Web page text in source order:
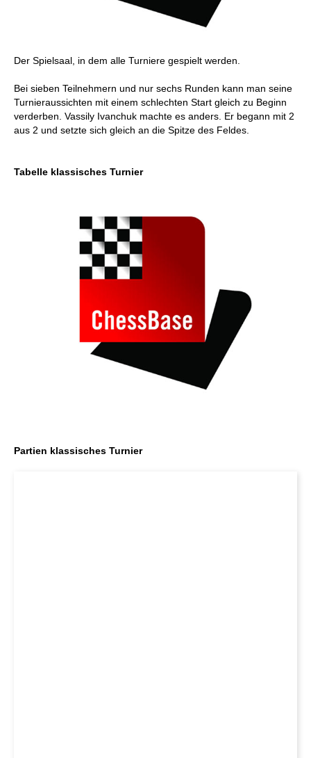
Der Spielsaal, in dem alle Turniere gespielt werden.
Bei sieben Teilnehmern und nur sechs Runden kann man seine
Turnieraussichten mit einem schlechten Start gleich zu Beginn
verderben. Vassily Ivanchuk machte es anders. Er begann mit 2
aus 2 und setzte sich gleich an die Spitze des Feldes.
Tabelle klassisches Turnier
Partien klassisches Turnier